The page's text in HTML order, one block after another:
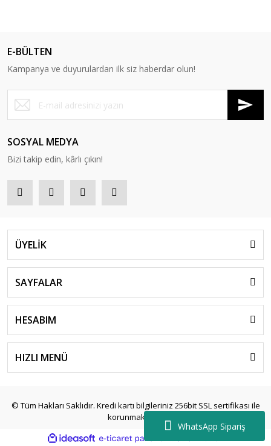
WhatsApp Sipariş
E-BÜLTEN
Kampanya ve duyurulardan ilk siz haberdar olun!
SOSYAL MEDYA
Bizi takip edin, kârlı çıkın!
ÜYELİK
SAYFALAR
HESABIM
HIZLI MENÜ
© Tüm Hakları Saklıdır. Kredi kartı bilgileriniz 256bit SSL sertifikası ile
korunmaktadır.
ideasoft